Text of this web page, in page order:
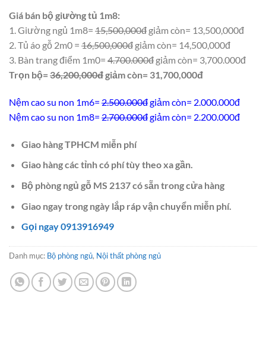
Giá bán bộ giường tủ 1m8:
1. Giường ngủ 1m8= 15,500,000đ giảm còn= 13,500,000đ
2. Tủ áo gỗ 2m0 = 16,500,000đ giảm còn= 14,500,000đ
3. Bàn trang điểm 1m0= 4.700.000đ giảm còn= 3,700.000đ
Trọn bộ=36,200,000đgiảm còn= 31,700,000đ
Nệm cao su non 1m6= 2.500.000đgiảm còn= 2.000.000đ
Nệm cao su non 1m8= 2.700.000đgiảm còn= 2.200.000đ
Giao hàng TPHCM miễn phí
Giao hàng các tỉnh có phí tùy theo xa gần.
Bộ phòng ngủ gỗ MS 2137 có sẵn trong cửa hàng
Giao ngay trong ngày lắp ráp vận chuyển miễn phí.
Gọi ngay 0913916949
Danh mục: Bộ phòng ngủ, Nội thất phòng ngủ